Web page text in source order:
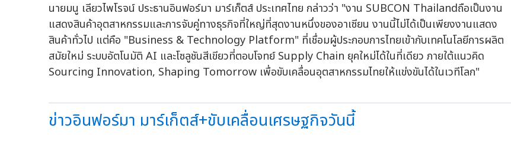
นายมนู เลียวไพโรจน์ ประธานอินฟอร์มา มาร์เก็ตส์ ประเทศไทย กล่าวว่า "งาน SUBCON Thailandถือเป็นงาน
แสดงสินค้าอุตสาหกรรมและการจับคู่ทางธุรกิจที่ใหญ่ที่สุดงานหนึ่งของอาเซียน งานนี้ไม่ได้เป็นเพียงงานแสดง
สินค้าทั่วไป แต่คือ "Business & Technology Platform" ที่เชื่อมผู้ประกอบการไทยเข้ากับเทคโนโลยีการผลิต
สมัยใหม่ ระบบอัตโนมัติ AI และโซลูชันสีเขียวที่ตอบโจทย์ Supply Chain ยุคใหม่ได้ในที่เดียว ภายใต้แนวคิด
Sourcing Innovation, Shaping Tomorrow เพื่อขับเคลื่อนอุตสาหกรรมไทยให้แข่งขันได้ในเวทีโลก"
ข่าวอินฟอร์มา มาร์เก็ตส์+ขับเคลื่อนเศรษฐกิจวันนี้